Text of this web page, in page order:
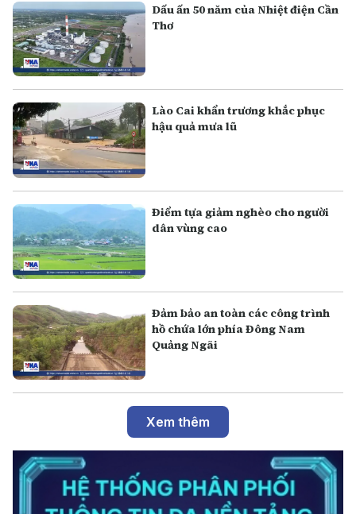
Dấu ấn 50 năm của Nhiệt điện Cần
Thơ
Lào Cai khẩn trương khắc phục
hậu quả mưa lũ
Điểm tựa giảm nghèo cho người
dân vùng cao
Đảm bảo an toàn các công trình
hồ chứa lớn phía Đông Nam
Quảng Ngãi
Xem thêm